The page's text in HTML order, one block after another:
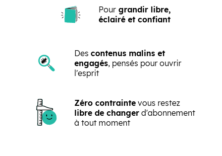
Pour grandir libre,
éclairé et confiant
Des contenus malins et
engagés, pensés pour ouvrir
l'esprit
Zéro contrainte vous restez
libre de changer d'abonnement
à tout moment